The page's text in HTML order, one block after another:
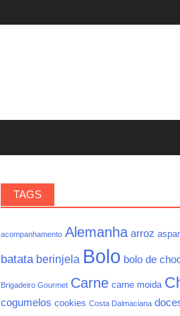
TAGS
acompanhamento Alemanha arroz
batata berinjela Bolo bolo de
Brigadeiro Gourmet Carne carne moida
cogumelos cookies Costa Dalmaciana